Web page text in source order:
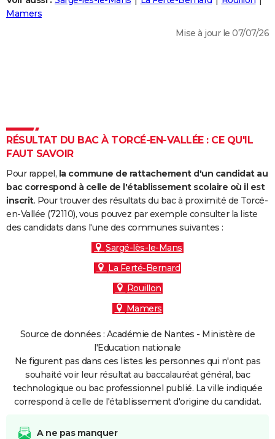
Destinations
City break
Voyage nature
Voyage de noces
Forum
Climat
+
PHOTO
Dictionnaire
Biographies
Citations
Expressions
Proverbes
PROGRAMME TV
S'inscrire
Se connecter
Lycées
Collèges
Primaires
Universités
Entreprises
Service militaire
Avis de recherche
AVIS DE DÉCÈS
FORUM
Mamers
Mise à jour le 07/07/26
RÉSULTAT DU BAC À TORCÉ-EN-VALLÉE : CE QU'IL
FAUT SAVOIR
Pour rappel, la commune de rattachement d'un candidat au
bac correspond à celle de l'établissement scolaire où il est
inscrit. Pour trouver des résultats du bac à proximité de Torcé-
en-Vallée (72110), vous pouvez par exemple consulter la liste
des candidats dans l'une des communes suivantes :
Sargé-lès-le-Mans
La Ferté-Bernard
Rouillon
Mamers
Source de données : Académie de Nantes - Ministère de
l'Education nationale
Ne figurent pas dans ces listes les personnes qui n'ont pas
souhaité voir leur résultat au baccalauréat général, bac
technologique ou bac professionnel publié. La ville indiquée
correspond à celle de l'établissement d'origine du candidat.
A ne pas manquer